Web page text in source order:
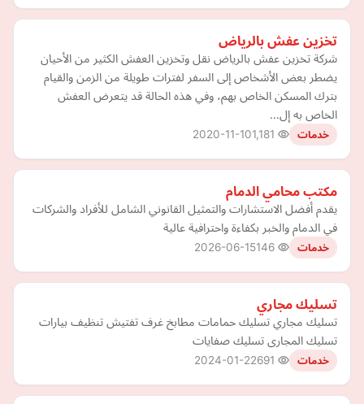
تخزين عفش بالرياض
شركة تخزين عفش بالرياض نقل وتخزين العفش الكثير من الأحيان
يضطر بعض الأشخاص إلى السفر لفترات طويلة من الزمن والقيام
بترك المسكن الخاص بهم، وفي هذه الحالة قد يتعرض العفش
الخاص به إل…
خدمات 2020-11-10
مكتب محامي الدمام
يقدم أفضل الاستشارات والتمثيل القانوني الشامل للأفراد والشركات
في الدمام والخبر بكفاءة واحترافية عالية
خدمات 2026-06-15
تسليك مجاري
تسليك مجاري تسليك حمامات مطابخ غرف تفتيش تنظيف بيارات
تسليك المجارى تسليك صفايات
خدمات 2024-01-22